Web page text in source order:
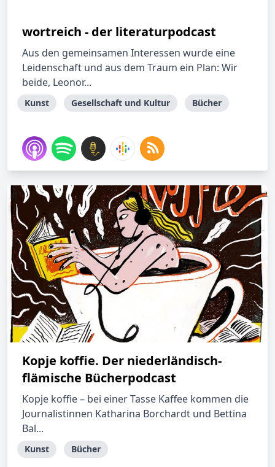
wortreich - der literaturpodcast
Aus den gemeinsamen Interessen wurde eine
Leidenschaft und aus dem Traum ein Plan: Wir
beide, Leonor...
Kunst Gesellschaft und Kultur Bücher
Kopje koffie. Der niederländisch-
flämische Bücherpodcast
Kopje koffie – bei einer Tasse Kaffee kommen die
Journalistinnen Katharina Borchardt und Bettina
Bal...
Kunst Bücher